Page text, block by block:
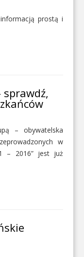
prostą i
– obywatelska
w
– 2016” jest już